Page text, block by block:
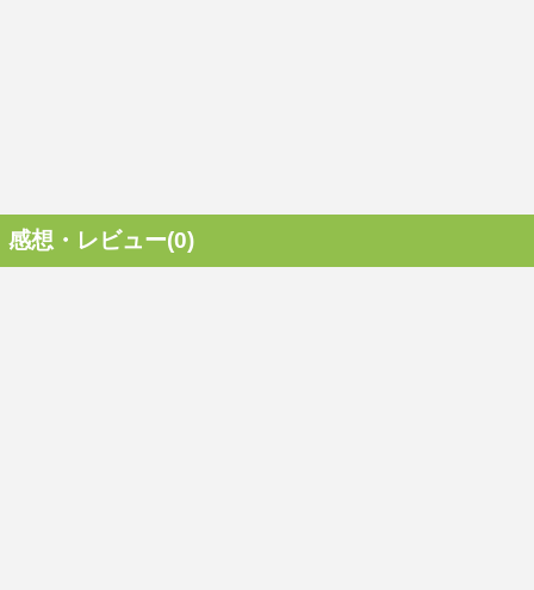
感想・レビュー(0)